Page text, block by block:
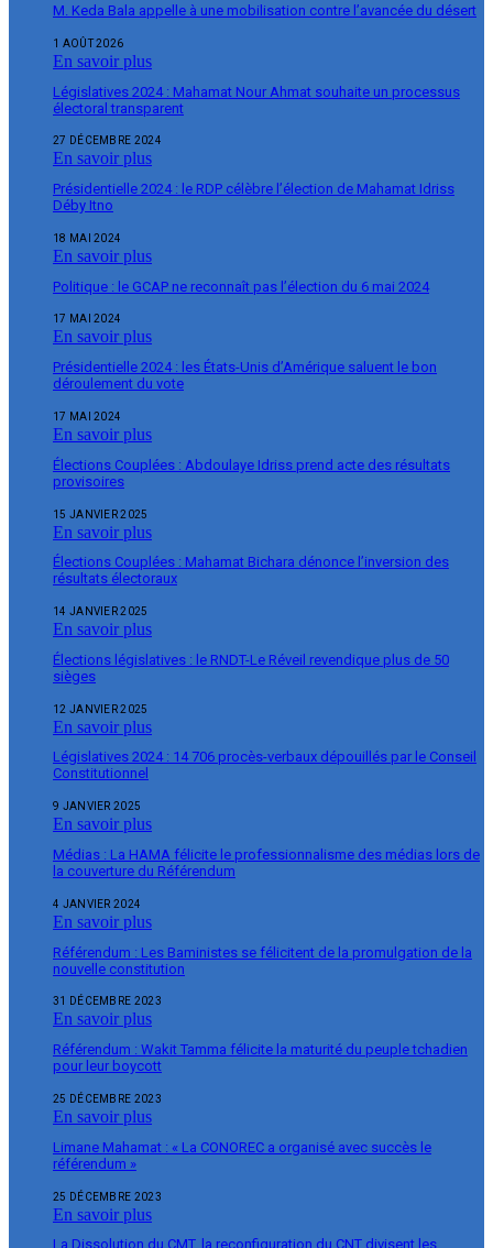
M. Keda Bala appelle à une mobilisation contre l’avancée du désert
1 AOÛT 2026
En savoir plus
Législatives 2024 : Mahamat Nour Ahmat souhaite un processus
électoral transparent
27 DÉCEMBRE 2024
En savoir plus
Présidentielle 2024 : le RDP célèbre l’élection de Mahamat Idriss
Déby Itno
18 MAI 2024
En savoir plus
Politique : le GCAP ne reconnaît pas l’élection du 6 mai 2024
17 MAI 2024
En savoir plus
Présidentielle 2024 : les États-Unis d’Amérique saluent le bon
déroulement du vote
17 MAI 2024
En savoir plus
Élections Couplées : Abdoulaye Idriss prend acte des résultats
provisoires
15 JANVIER 2025
En savoir plus
Élections Couplées : Mahamat Bichara dénonce l’inversion des
résultats électoraux
14 JANVIER 2025
En savoir plus
Élections législatives : le RNDT-Le Réveil revendique plus de 50
sièges
12 JANVIER 2025
En savoir plus
Législatives 2024 : 14 706 procès-verbaux dépouillés par le Conseil
Constitutionnel
9 JANVIER 2025
En savoir plus
Médias : La HAMA félicite le professionnalisme des médias lors de
la couverture du Référendum
4 JANVIER 2024
En savoir plus
Référendum : Les Baministes se félicitent de la promulgation de la
nouvelle constitution
31 DÉCEMBRE 2023
En savoir plus
Référendum : Wakit Tamma félicite la maturité du peuple tchadien
pour leur boycott
25 DÉCEMBRE 2023
En savoir plus
Limane Mahamat : « La CONOREC a organisé avec succès le
référendum »
25 DÉCEMBRE 2023
En savoir plus
La Dissolution du CMT, la reconfiguration du CNT divisent les